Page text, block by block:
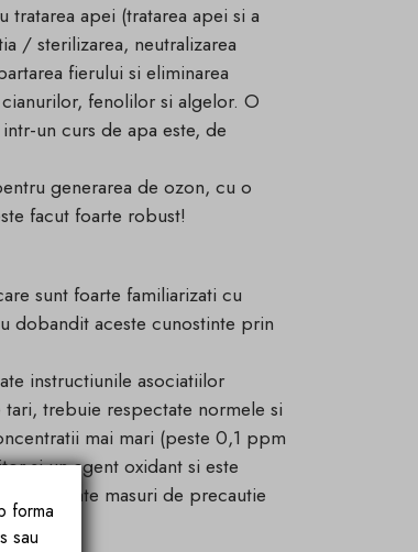
apei (tratarea apei si a
/ sterilizarea, neutralizarea
fierului si eliminarea
fenolilor si algelor. O
un curs de apa este, de
generarea de ozon, cu o
facut foarte robust!
sunt foarte familiarizati cu
dobandit aceste cunostinte prin
instructiunile asociatiilor
trebuie respectate normele si
mai mari (peste 0,1 ppm
si un agent oxidant si este
luate masuri de precautie
forma
sau